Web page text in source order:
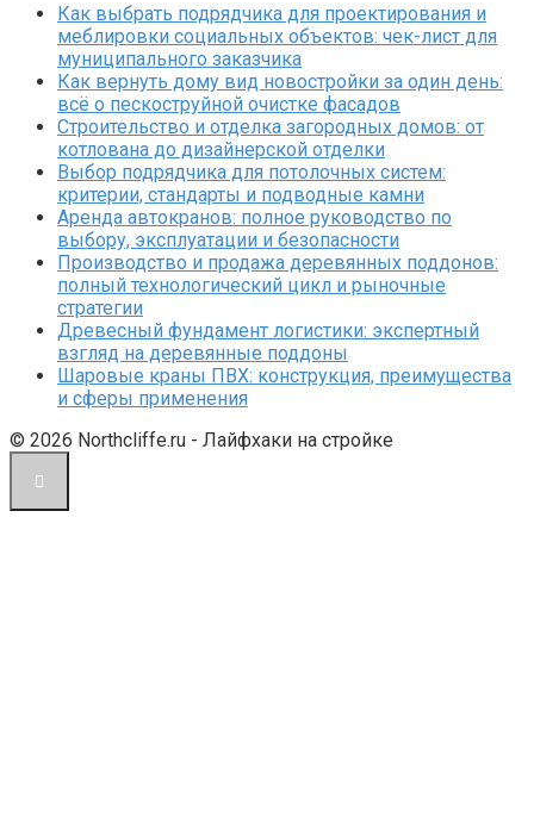
Как выбрать подрядчика для проектирования и
меблировки социальных объектов: чек-лист для
муниципального заказчика
Как вернуть дому вид новостройки за один день:
всё о пескоструйной очистке фасадов
Строительство и отделка загородных домов: от
котлована до дизайнерской отделки
Выбор подрядчика для потолочных систем:
критерии, стандарты и подводные камни
Аренда автокранов: полное руководство по
выбору, эксплуатации и безопасности
Производство и продажа деревянных поддонов:
полный технологический цикл и рыночные
стратегии
Древесный фундамент логистики: экспертный
взгляд на деревянные поддоны
Шаровые краны ПВХ: конструкция, преимущества
и сферы применения
© 2026 Northcliffe.ru - Лайфхаки на стройке